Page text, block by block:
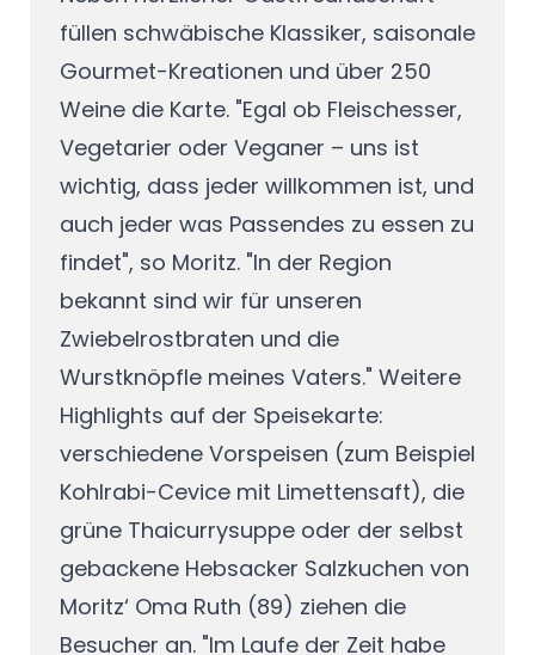
füllen schwäbische Klassiker, saisonale
Gourmet-Kreationen und über 250
Weine die Karte. "Egal ob Fleischesser,
Vegetarier oder Veganer – uns ist
wichtig, dass jeder willkommen ist, und
auch jeder was Passendes zu essen zu
findet", so Moritz. "In der Region
bekannt sind wir für unseren
Zwiebelrostbraten und die
Wurstknöpfle meines Vaters." Weitere
Highlights auf der Speisekarte:
verschiedene Vorspeisen (zum Beispiel
Kohlrabi-Cevice mit Limettensaft), die
grüne Thaicurrysuppe oder der selbst
gebackene Hebsacker Salzkuchen von
Moritz‘ Oma Ruth (89) ziehen die
Besucher an. "Im Laufe der Zeit habe